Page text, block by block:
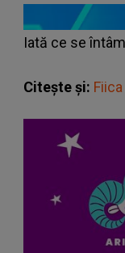
Iată ce se
Citește și: